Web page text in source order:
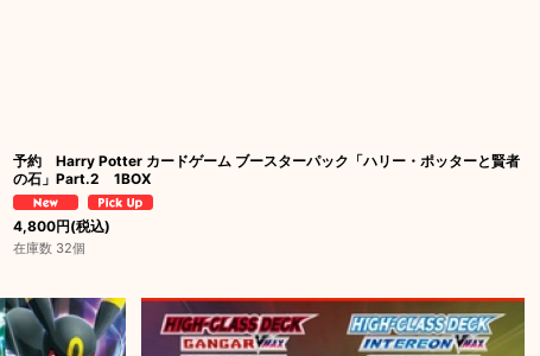
予約 Harry Potter カードゲーム ブースターパック「ハリー・ポッターと賢者
の石」Part.2 1BOX
4,800円(税込)
在庫数 32個